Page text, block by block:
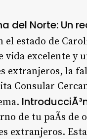
del Norte: Un
estado de
excelente y
la
Consular
de tu paÃ­s de
extranjeros.